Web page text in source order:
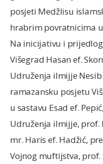
posjeti Medžlisu
hrabrim povratnicima
Na inicijativu i
Višegrad Hasan ef.
Udruženja ilmijje Nesib
ramazansku posjetu
u sastavu Esad ef.
Udruženja ilmijje, prof.
mr. Haris ef. Hadžić,
Vojnog muftijstva,